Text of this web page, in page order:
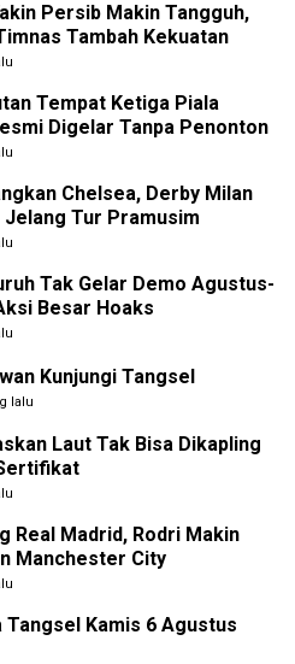
Persib Makin Tangguh,
Tambah Kekuatan
Tempat Ketiga Piala
Digelar Tanpa Penonton
Chelsea, Derby Milan
Tur Pramusim
Tak Gelar Demo Agustus-
Besar Hoaks
Kunjungi Tangsel
lalu
Laut Tak Bisa Dikapling
Real Madrid, Rodri Makin
Manchester City
Tangsel Kamis 6 Agustus